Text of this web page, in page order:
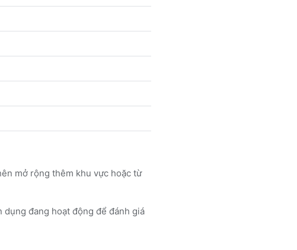
mở rộng thêm khu vực hoặc từ
dụng đang hoạt động để đánh giá